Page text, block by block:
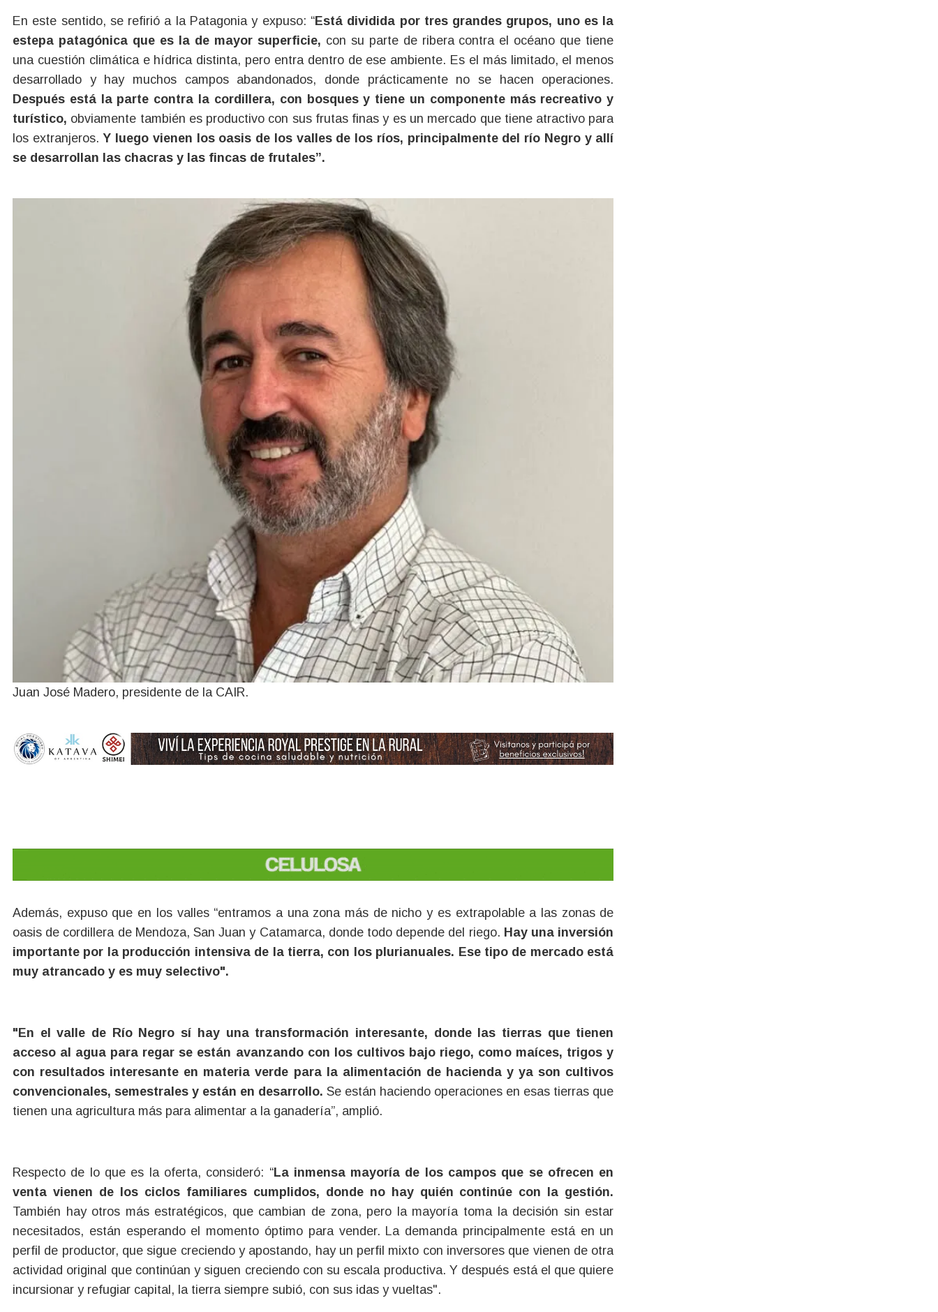
En este sentido, se refirió a la Patagonia y expuso: “Está dividida por tres grandes grupos, uno es la
estepa patagónica que es la de mayor superficie, con su parte de ribera contra el océano que tiene
una cuestión climática e hídrica distinta, pero entra dentro de ese ambiente. Es el más limitado, el menos
desarrollado y hay muchos campos abandonados, donde prácticamente no se hacen operaciones.
Después está la parte contra la cordillera, con bosques y tiene un componente más recreativo y
turístico, obviamente también es productivo con sus frutas finas y es un mercado que tiene atractivo para
los extranjeros.Y luego vienen los oasis de los valles de los ríos, principalmente del río Negro y allí
se desarrollan las chacras y las fincas de frutales”.
Juan José Madero, presidente de la CAIR.
Además, expuso que en los valles “entramos a una zona más de nicho y es extrapolable a las zonas de
oasis de cordillera de Mendoza, San Juan y Catamarca, donde todo depende del riego. Hay una inversión
importante por la producción intensiva de la tierra, con los plurianuales. Ese tipo de mercado está
muy atrancado y es muy selectivo".
"En el valle de Río Negro sí hay una transformación interesante, donde las tierras que tienen
acceso al agua para regar se están avanzando con los cultivos bajo riego, como maíces, trigos y
con resultados interesante en materia verde para la alimentación de hacienda y ya son cultivos
convencionales, semestrales y están en desarrollo.Se están haciendo operaciones en esas tierras que
tienen una agricultura más para alimentar a la ganadería”, amplió.
Respecto de lo que es la oferta, consideró: “La inmensa mayoría de los campos que se ofrecen en
venta vienen de los ciclos familiares cumplidos, donde no hay quién continúe con la gestión.
También hay otros más estratégicos, que cambian de zona, pero la mayoría toma la decisión sin estar
necesitados, están esperando el momento óptimo para vender. La demanda principalmente está en un
perfil de productor, que sigue creciendo y apostando, hay un perfil mixto con inversores que vienen de otra
actividad original que continúan y siguen creciendo con su escala productiva. Y después está el que quiere
incursionar y refugiar capital, la tierra siempre subió, con sus idas y vueltas".